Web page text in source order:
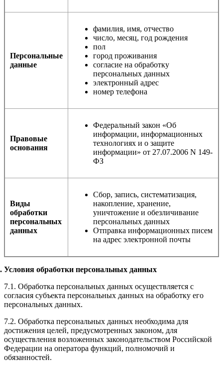
Персональные
данные
фамилия, имя, отчество
число, месяц, год рождения
пол
город проживания
согласие на обработку
персональных данных
электронный адрес
номер телефона
Правовые
основания
Федеральный закон «Об
информации, информационных
технологиях и о защите
информации» от 27.07.2006 N 149-
ФЗ
Виды
обработки
персональных
данных
Сбор, запись, систематизация,
накопление, хранение,
уничтожение и обезличивание
персональных данных
Отправка информационных писем
на адрес электронной почты
Условия обработки персональных данных
7.1. Обработка персональных данных осуществляется с
согласия субъекта персональных данных на обработку его
персональных данных.
7.2. Обработка персональных данных необходима для
достижения целей, предусмотренных законом, для
осуществления возложенных законодательством Российской
Федерации на оператора функций, полномочий и
обязанностей.